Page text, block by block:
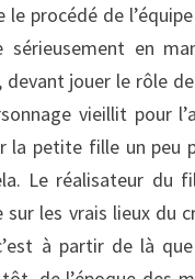
procédé de
en
devant jouer le rôle
vieillit pour
la petite fille un peu
Le réalisateur du
sur les vrais lieux du
à partir de là